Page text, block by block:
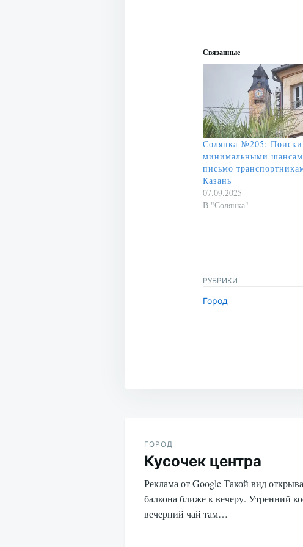
Связанные
Солянка №205:
минимальными
письмо
Казань
07.09.2025
В "Солянка"
РУБРИКИ
Город
по
записям
ГОРОД
Кусочек центра
Реклама от Google Такой вид
балкона ближе к вечеру. Утренний
вечерний чай там…